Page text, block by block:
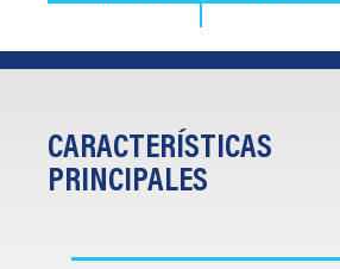
CARACTERÍSTICAS
PRINCIPALES